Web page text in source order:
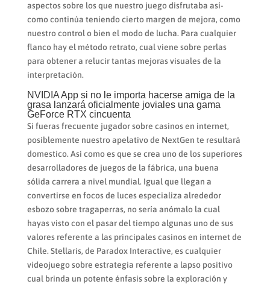
aspectos sobre los que nuestro juego disfrutaba así­
como continúa teniendo cierto margen de mejora, como
nuestro control o bien el modo de lucha. Para cualquier
flanco hay el método retrato, cual viene sobre perlas
para obtener a relucir tantas mejoras visuales de la
interpretación.
NVIDIA App si no le importa hacerse amiga de la
grasa lanzará oficialmente joviales una gama
GeForce RTX cincuenta
Si fueras frecuente jugador sobre casinos en internet,
posiblemente nuestro apelativo de NextGen te resultará
domestico. Así­ como es que se crea uno de los superiores
desarrolladores de juegos de la fábrica, una buena
sólida carrera a nivel mundial. Igual que llegan a
convertirse en focos de luces especializa alrededor
esbozo sobre tragaperras, no serí­a anómalo la cual
hayas visto con el pasar del tiempo algunas uno de sus
valores referente a las principales casinos en internet de
Chile. Stellaris, de Paradox Interactive, es cualquier
videojuego sobre estrategia referente a lapso positivo
cual brinda un potente énfasis sobre la exploración y